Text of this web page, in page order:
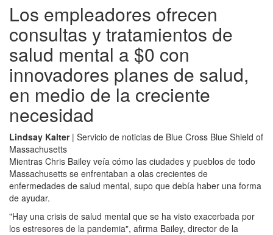
Los empleadores ofrecen
consultas y tratamientos de
salud mental a $0 con
innovadores planes de salud,
en medio de la creciente
necesidad
Lindsay Kalter| Servicio de noticias de Blue Cross Blue Shield of
Massachusetts
Mientras Chris Bailey veía cómo las ciudades y pueblos de todo
Massachusetts se enfrentaban a olas crecientes de
enfermedades de salud mental, supo que debía haber una forma
de ayudar.
"Hay una crisis de salud mental que se ha visto exacerbada por
los estresores de la pandemia", afirma Bailey, director de la